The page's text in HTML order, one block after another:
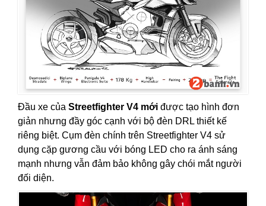
Đầu xe của Streetfighter V4 mới được tạo hình đơn
giản nhưng đầy góc cạnh với bộ đèn DRL thiết kế
riêng biệt. Cụm đèn chính trên Streetfighter V4 sử
dụng cặp gương cầu với bóng LED cho ra ánh sáng
mạnh nhưng vẫn đảm bảo không gây chói mắt người
đối diện.